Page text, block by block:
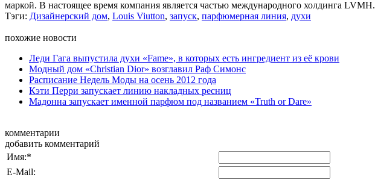
маркой. В настоящее время компания является частью международного холдинга LVMH.
Тэги: Дизайнерский дом, Louis Viutton, запуск, парфюмерная линия, духи
похожие новости
Леди Гага выпустила духи «Fame», в которых есть ингредиент из её крови
Модный дом «Christian Dior» возглавил Раф Симонс
Расписание Недель Моды на осень 2012 года
Кэти Перри запускает линию накладных ресниц
Мадонна запускает именной парфюм под названием «Truth or Dare»
комментарии
добавить комментарий
Имя:*
E-Mail: